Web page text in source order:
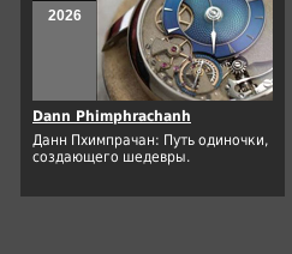
2026
Dann Phimphrachanh
Данн Пхимпрачан: Путь одиночки,
создающего шедевры.